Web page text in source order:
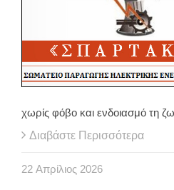
χωρίς φόβο και ενδοιασμό τη
Διαβάστε Περισσότερα
22 Απρίλιος 2026